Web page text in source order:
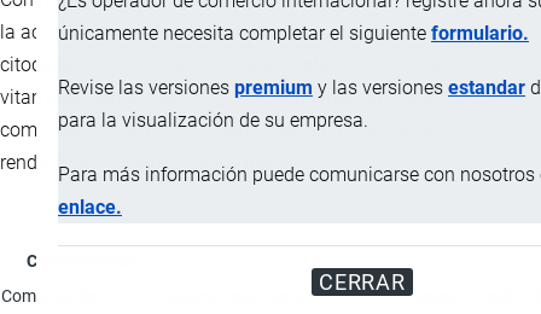
únicamente necesita completar el siguiente formulario.
Revise las versiones premium y las versiones estandar
para la visualización de su empresa.
Para más información puede comunicarse con nosotros
enlace.
CERRAR
la actividad hormonal de las plantas hacia la actividad de las
citoquininas. Contiene extractos de plantas, aminoácidos,
vitaminas como inositol y micronutrientes. El efecto de los
componentes de ELONGA repercute en mejora en el
rendimiento y calidad de los frutos.
Característica
Composición
Materia orgánica total (de origen vegetal: Inositol